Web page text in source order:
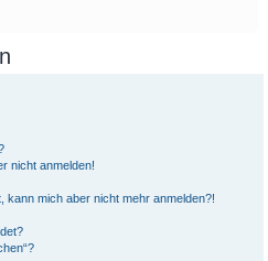
nicht anmelden!
kann mich aber nicht mehr anmelden?!